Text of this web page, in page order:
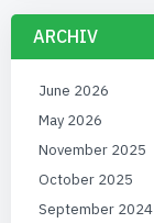
ARCHIV
June 2026
May 2026
November 2025
October 2025
September 2024